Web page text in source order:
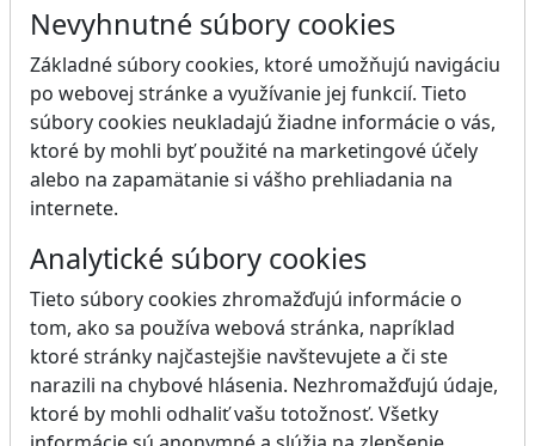
Nevyhnutné súbory cookies
Základné súbory cookies, ktoré umožňujú navigáciu
po webovej stránke a využívanie jej funkcií. Tieto
súbory cookies neukladajú žiadne informácie o vás,
ktoré by mohli byť použité na marketingové účely
alebo na zapamätanie si vášho prehliadania na
internete.
Analytické súbory cookies
Tieto súbory cookies zhromažďujú informácie o
tom, ako sa používa webová stránka, napríklad
ktoré stránky najčastejšie navštevujete a či ste
narazili na chybové hlásenia. Nezhromažďujú údaje,
ktoré by mohli odhaliť vašu totožnosť. Všetky